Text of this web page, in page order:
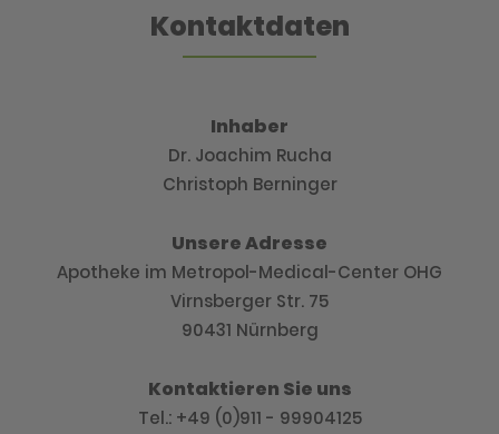
Kontaktdaten
Inhaber
Dr. Joachim Rucha
Christoph Berninger
Unsere Adresse
Apotheke im Metropol-Medical-Center OHG
Virnsberger Str. 75
90431 Nürnberg
Kontaktieren Sie uns
Tel.: +49 (0)911 - 99904125